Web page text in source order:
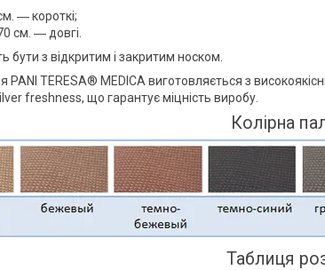
― короткі;
см. ― довгі.
бути з відкритим і закритим носком.
PANI TERESA® MEDICA виготовляється з
freshness, що гарантує міцність виробу.
Колірна
Таблиця